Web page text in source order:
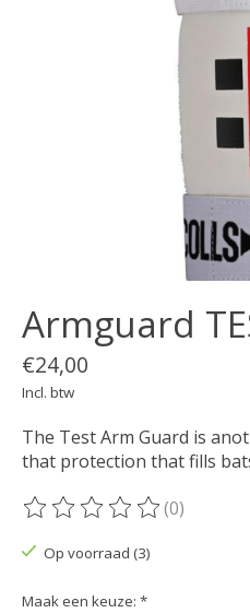
Armguard
€24,00
Incl. btw
The Test Arm Guard is
that protection that fills
De beoordeling van dit
(0)
Op voorraad (3)
Maak een keuze: *